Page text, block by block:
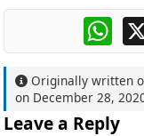
Originally written
on December 28,
Leave a Reply